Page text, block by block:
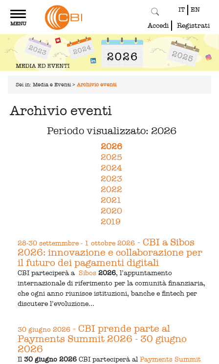
Toggle
navigation
MENU
IT EN
Accedi Registrati
Sei in: Media e Eventi > Archivio eventi
Archivio eventi
Periodo visualizzato: 2026
2026
2025
2024
2023
2022
2021
2020
2019
28-30 settemmbre - 1 ottobre 2026 - CBI a Sibos
2026: innovazione e collaborazione per
il futuro dei pagamenti digitali
CBI parteciperà a Sibos 2026, l’appuntamento
internazionale di riferimento per la comunità finanziaria,
che ogni anno riunisce istituzioni, banche e fintech per
discutere l’evoluzione...
30 giugno 2026 - CBI prende parte al
Payments Summit 2026 - 30 giugno
2026
Il30 giugno 2026 CBI parteciperà alPayments Summit